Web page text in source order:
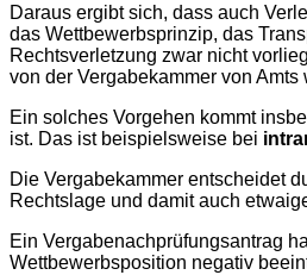
Daraus ergibt sich, dass auch
das Wettbewerbsprinzip, das
Rechtsverletzung zwar nicht
von der Vergabekammer von
Ein solches Vorgehen kommt
ist. Das ist beispielsweise bei
Die Vergabekammer entscheidet
Rechtslage und damit auch
Ein Vergabenachprüfungsantrag
Wettbewerbsposition negativ